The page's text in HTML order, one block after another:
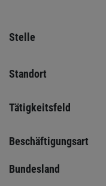
Stelle
Standort
Tätigkeitsfeld
Beschäftigungsart
Bundesland